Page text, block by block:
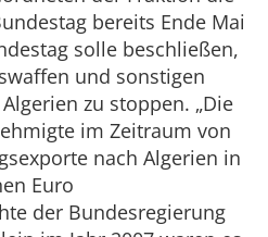
bereits Ende Mai
solle beschließen,
und sonstigen
zu stoppen. „Die
im Zeitraum von
nach Algerien in
Euro
der Bundesregierung